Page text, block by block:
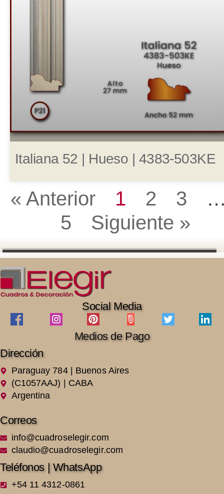
Italiana 52 | Hueso | 4383-503KE
« Anterior 1 2 3
5
Siguiente »
Social Media
Medios de Pago
Dirección
Paraguay 784 | Buenos Aires
(C1057AAJ) | CABA
Argentina
Correos
info@cuadroselegir.com
claudio@cuadroselegir.com
Teléfonos | WhatsApp
+54 11 4312-0861